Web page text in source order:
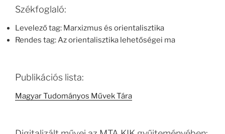
Székfoglaló:
Levelező tag: Marxizmus és orientalisztika
Rendes tag: Az orientalisztika lehetőségei ma
Publikációs lista:
Magyar Tudományos Művek Tára